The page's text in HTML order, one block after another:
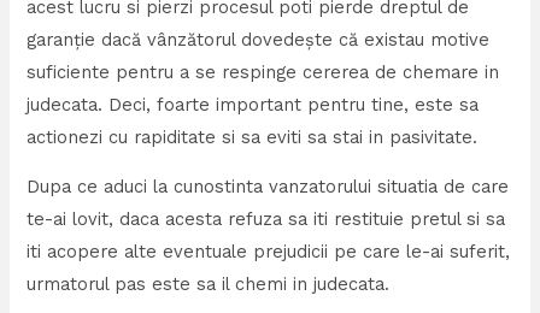
acest lucru si pierzi procesul poti pierde dreptul de
garanţie dacă vânzătorul dovedeşte că existau motive
suficiente pentru a se respinge cererea de chemare in
judecata. Deci, foarte important pentru tine, este sa
actionezi cu rapiditate si sa eviti sa stai in pasivitate.
Dupa ce aduci la cunostinta vanzatorului situatia de care
te-ai lovit, daca acesta refuza sa iti restituie pretul si sa
iti acopere alte eventuale prejudicii pe care le-ai suferit,
urmatorul pas este sa il chemi in judecata.